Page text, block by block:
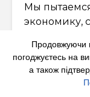
Мы
экономику,
Схожі
В США
Продовжуючи
погоджуєтесь на
а також